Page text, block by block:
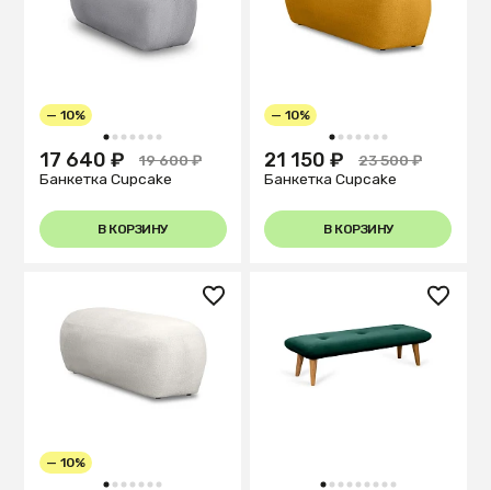
1 2 3 4 5 6 7
— 10%
17 640 ₽
19 600 ₽
Банкетка Cupcake
В КОРЗИНУ
1 2 3 4 5 6 7
— 10%
21 150 ₽
23 500 ₽
Банкетка Cupcake
В КОРЗИНУ
— 10%